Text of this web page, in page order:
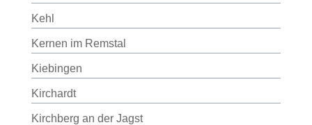
Kehl
Kernen im Remstal
Kiebingen
Kirchardt
Kirchberg an der Jagst